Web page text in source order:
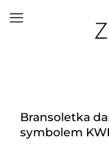
Bransoletka
symbolem